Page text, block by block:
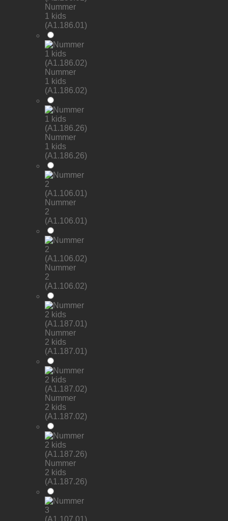
Nummer
1 kids
(A1.186.01)
Nummer
1 kids
(A1.186.02)
Nummer
1 kids
(A1.186.26)
Nummer
2
(A1.106.01)
Nummer
2
(A1.106.02)
Nummer
2 kids
(A1.187.01)
Nummer
2 kids
(A1.187.02)
Nummer
2 kids
(A1.187.26)